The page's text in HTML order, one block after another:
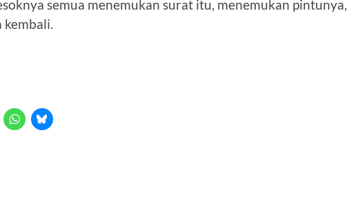
semua menemukan surat itu, menemukan pintunya,
kembali.